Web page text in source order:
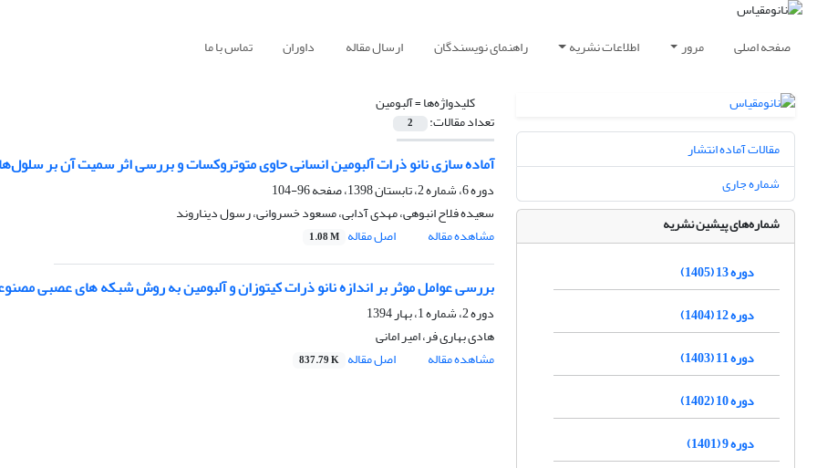
صفحه اصلی مرور اطلاعات نشریه راهنمای نویسندگان ارسال مقاله داوران تماس با ما
کلیدواژه‌ها =آلبومین
تعداد مقالات: 2
آماده سازی نانو ذرات آلبومین انسانی حاوی متوتروکسات و بررسی اثر سمیت آن بر
دوره 6، شماره 2، تابستان 1398، صفحه
96-104
سعیده فلاح انبوهی، مهدی آدابی، مسعود خسروانی، رسول دیناروند
مشاهده مقاله
اصل مقاله 1.08 M
بررسی عوامل موثر بر اندازه نانو ذرات کیتوزان و آلبومین به روش شبکه های عصبی
دوره 2، شماره 1، بهار 1394
هادی بهاری فر، امیر امانی
مشاهده مقاله
اصل مقاله 837.79 K
مقالات آماده انتشار
شماره جاری
شماره‌های پیشین نشریه
دوره 13 (1405)
دوره 12 (1404)
دوره 11 (1403)
دوره 10 (1402)
دوره 9 (1401)